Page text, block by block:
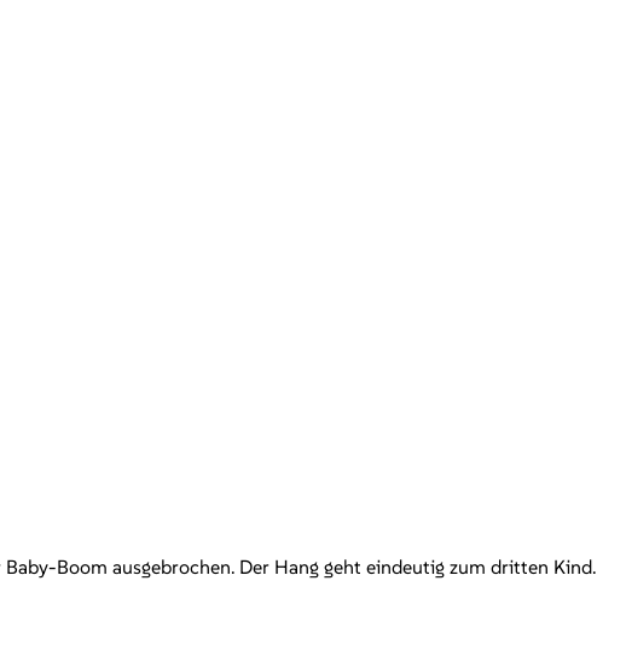
Boom ausgebrochen. Der Hang geht eindeutig zum dritten Kind.